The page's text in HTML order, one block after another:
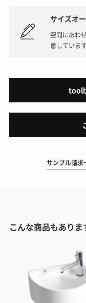
サイズオ
空間にあわ
意しています
サンプル請求
こんな商品もありま